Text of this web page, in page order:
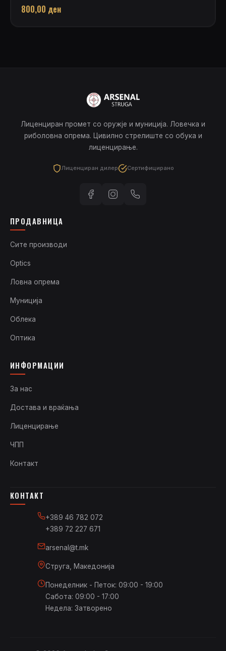
800,00 ден
Лиценциран промет со оружје и муниција. Ловечка и
риболовна опрема. Цивилно стрелиште со обука и
лиценцирање.
Лиценциран дилер Сертифицирано
ПРОДАВНИЦА
Сите производи
Optics
Ловна опрема
Муниција
Облека
Оптика
ИНФОРМАЦИИ
За нас
Достава и враќања
Лиценцирање
ЧПП
Контакт
КОНТАКТ
+389 46 782 072
+389 72 227 671
arsenal@t.mk
Струга, Македонија
Понеделник - Петок: 09:00 - 19:00
Сабота: 09:00 - 17:00
Недела: Затворено